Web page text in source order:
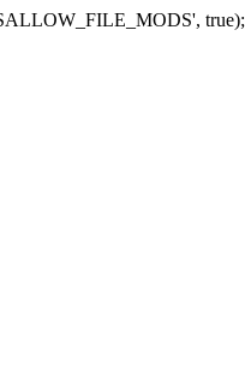
true);